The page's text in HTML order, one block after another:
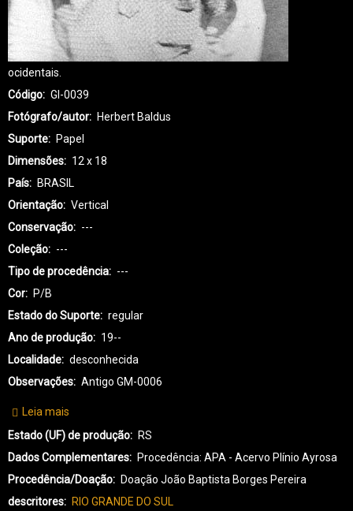
ocidentais.
Código
GI-0039
Fotógrafo/autor
Herbert Baldus
Suporte
Papel
Dimensões
12 x 18
País
BRASIL
Orientação
Vertical
Conservação
---
Coleção
---
Tipo de procedência
---
Cor
P/B
Estado do Suporte
regular
Ano de produção
19--
Localidade
desconhecida
Observações
Antigo GM-0006
Leia mais
GI-
GUARANI-
0039
Estado (UF) de produção
RS
Dados Complementares
Procedência: APA - Acervo Plínio Ayrosa
Procedência/Doação
Doação João Baptista Borges Pereira
descritores
RIO GRANDE DO SUL